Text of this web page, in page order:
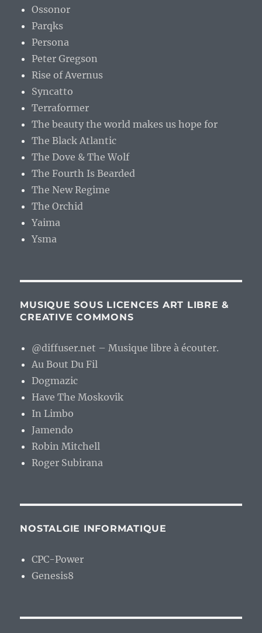
Ossonor
Parqks
Persona
Peter Gregson
Rise of Avernus
Syncatto
Terraformer
The beauty the world makes us hope for
The Black Atlantic
The Dove & The Wolf
The Fourth Is Bearded
The New Regime
The Orchid
Yaima
Ysma
MUSIQUE SOUS LICENCES ART LIBRE &
CREATIVE COMMONS
@diffuser.net – Musique libre à écouter.
Au Bout Du Fil
Dogmazic
Have The Moskovik
In Limbo
Jamendo
Robin Mitchell
Roger Subirana
NOSTALGIE INFORMATIQUE
CPC-Power
Genesis8